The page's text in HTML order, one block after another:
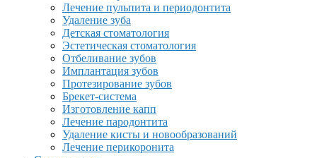
Лечение пульпита и периодонтита
Удаление зуба
Детская стоматология
Эстетическая стоматология
Отбеливание зубов
Имплантация зубов
Протезирование зубов
Брекет-система
Изготовление капп
Лечение пародонтита
Удаление кисты и новообразований
Лечение перикоронита